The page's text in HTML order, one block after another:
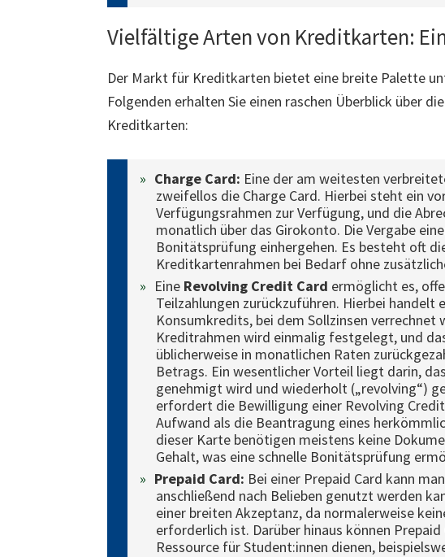
Vielfältige Arten von Kreditkarten:
Der Markt für Kreditkarten bietet eine breite Palette
Folgenden erhalten Sie einen raschen Überblick über
Kreditkarten:
Charge Card: Eine der am weitesten
zweifellos die Charge Card. Hierbei steht ein
Verfügungsrahmen zur Verfügung, und die
monatlich über das Girokonto. Die Vergabe
Bonitätsprüfung einhergehen. Es besteht oft
Kreditkartenrahmen bei Bedarf ohne
Eine Revolving Credit Card ermöglicht es,
Teilzahlungen zurückzuführen. Hierbei handelt
Konsumkredits, bei dem Sollzinsen verrechnet
Kreditrahmen wird einmalig festgelegt, und
üblicherweise in monatlichen Raten
Betrags. Ein wesentlicher Vorteil liegt darin,
genehmigt wird und wiederholt („revolving“)
erfordert die Bewilligung einer Revolving
Aufwand als die Beantragung eines
dieser Karte benötigen meistens keine
Gehalt, was eine schnelle Bonitätsprüfung
Prepaid Card: Bei einer Prepaid Card kann
anschließend nach Belieben genutzt werden
einer breiten Akzeptanz, da normalerweise
erforderlich ist. Darüber hinaus können
Ressource für Student:innen dienen,